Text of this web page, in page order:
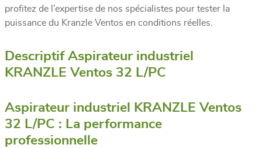
profitez de l’expertise de nos spécialistes pour tester la
puissance du Kranzle Ventos en conditions réelles.
Descriptif Aspirateur industriel
KRANZLE Ventos 32 L/PC
Aspirateur industriel KRANZLE Ventos
32 L/PC : La performance
professionnelle